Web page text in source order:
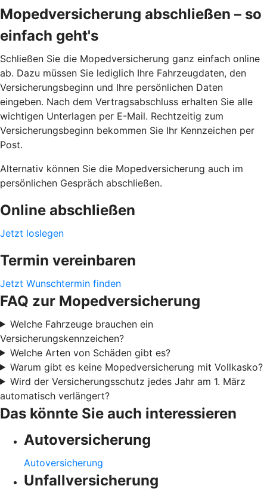
Mopedversicherung abschließen – so
einfach geht's
Schließen Sie die Mopedversicherung ganz einfach online
ab. Dazu müssen Sie lediglich Ihre Fahrzeugdaten, den
Versicherungsbeginn und Ihre persönlichen Daten
eingeben. Nach dem Vertragsabschluss erhalten Sie alle
wichtigen Unterlagen per E-Mail. Rechtzeitig zum
Versicherungsbeginn bekommen Sie Ihr Kennzeichen per
Post.
Alternativ können Sie die Mopedversicherung auch im
persönlichen Gespräch abschließen.
Online abschließen
Jetzt loslegen
Termin vereinbaren
Jetzt Wunschtermin finden
FAQ zur Mopedversicherung
Welche Fahrzeuge brauchen ein
Versicherungskennzeichen?
Welche Arten von Schäden gibt es?
Warum gibt es keine Mopedversicherung mit Vollkasko?
Wird der Versicherungsschutz jedes Jahr am 1. März
automatisch verlängert?
Das könnte Sie auch interessieren
Autoversicherung
Autoversicherung
Unfallversicherung